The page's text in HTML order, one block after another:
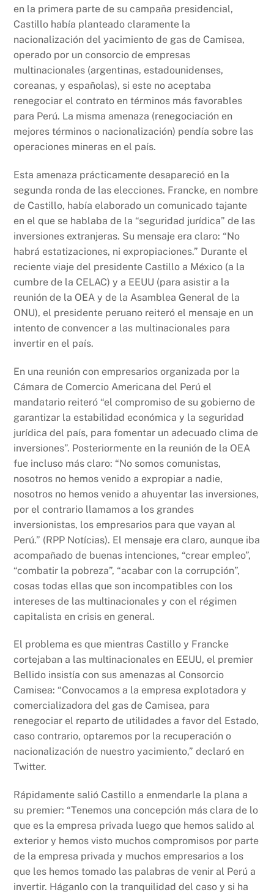
en la primera parte de su campaña presidencial,
Castillo había planteado claramente la
nacionalización del yacimiento de gas de Camisea,
operado por un consorcio de empresas
multinacionales (argentinas, estadounidenses,
coreanas, y españolas), si este no aceptaba
renegociar el contrato en términos más favorables
para Perú. La misma amenaza (renegociación en
mejores términos o nacionalización) pendía sobre las
operaciones mineras en el país.
Esta amenaza prácticamente desapareció en la
segunda ronda de las elecciones. Francke, en nombre
de Castillo, había elaborado un comunicado tajante
en el que se hablaba de la “seguridad jurídica” de las
inversiones extranjeras. Su mensaje era claro: “No
habrá estatizaciones, ni expropiaciones.” Durante el
reciente viaje del presidente Castillo a México (a la
cumbre de la CELAC) y a EEUU (para asistir a la
reunión de la OEA y de la Asamblea General de la
ONU), el presidente peruano reiteró el mensaje en un
intento de convencer a las multinacionales para
invertir en el país.
En una reunión con empresarios organizada por la
Cámara de Comercio Americana del Perú el
mandatario reiteró “el compromiso de su gobierno de
garantizar la estabilidad económica y la seguridad
jurídica del país, para fomentar un adecuado clima de
inversiones”. Posteriormente en la reunión de la OEA
fue incluso más claro: “No somos comunistas,
nosotros no hemos venido a expropiar a nadie,
nosotros no hemos venido a ahuyentar las inversiones,
por el contrario llamamos a los grandes
inversionistas, los empresarios para que vayan al
Perú.” (RPP Notícias). El mensaje era claro, aunque iba
acompañado de buenas intenciones, “crear empleo”,
“combatir la pobreza”, “acabar con la corrupción”,
cosas todas ellas que son incompatibles con los
intereses de las multinacionales y con el régimen
capitalista en crisis en general.
El problema es que mientras Castillo y Francke
cortejaban a las multinacionales en EEUU, el premier
Bellido insistía con sus amenazas al Consorcio
Camisea: “Convocamos a la empresa explotadora y
comercializadora del gas de Camisea, para
renegociar el reparto de utilidades a favor del Estado,
caso contrario, optaremos por la recuperación o
nacionalización de nuestro yacimiento,” declaró en
Twitter.
Rápidamente salió Castillo a enmendarle la plana a
su premier: “Tenemos una concepción más clara de lo
que es la empresa privada luego que hemos salido al
exterior y hemos visto muchos compromisos por parte
de la empresa privada y muchos empresarios a los
que les hemos tomado las palabras de venir al Perú a
invertir. Háganlo con la tranquilidad del caso y si ha